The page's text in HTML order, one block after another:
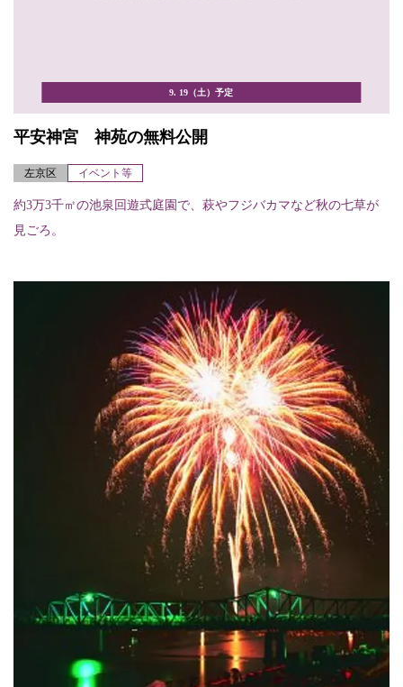
9. 19（土）予定
平安神宮 神苑の無料公開
左京区 イベント等
約3万3千㎡の池泉回遊式庭園で、萩やフジバカマなど秋の七草が
見ごろ。